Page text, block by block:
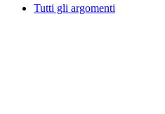
Tutti gli argomenti